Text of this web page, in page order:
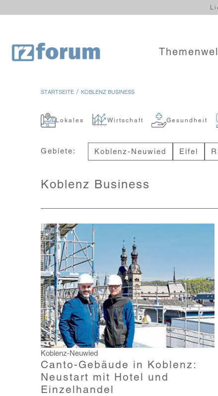
STARTSEITE / KOBLENZ BUSINESS
Lokales Wirtschaft Gesundheit
Gebiete: Koblenz-Neuwied Eifel
Koblenz Business
Koblenz-Neuwied
Canto-Gebäude in Koblenz:
Neustart mit Hotel und
Einzelhandel